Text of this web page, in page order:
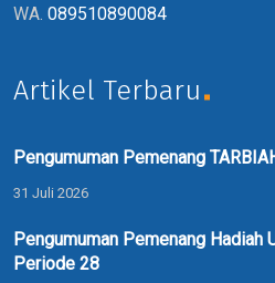
WA. 089510890084
Artikel Terbaru
Pengumuman Pemenang
31 Juli 2026
Pengumuman Pemenang Hadiah
Periode 28